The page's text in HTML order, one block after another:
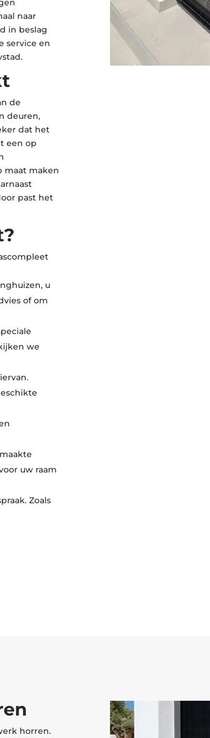
naar
in beslag
service en
de
deuren,
dat het
een op
maat maken
past het
u
of om
we
uw raam
Zoals
horren.